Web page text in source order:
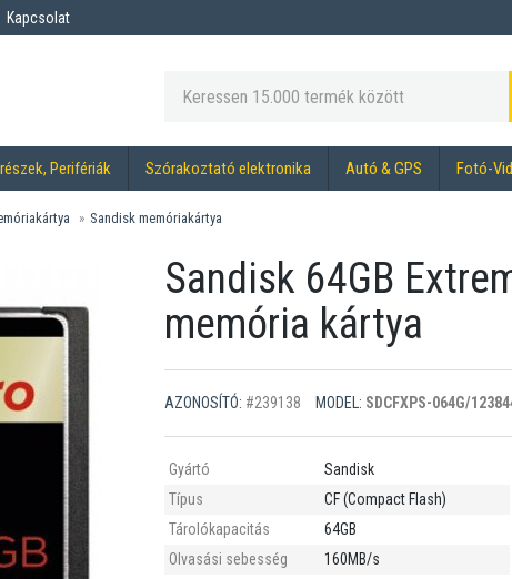
Kapcsolat
Perifériák Szórakoztató elektronika Autó & GPS Fotó-
Sandisk memóriakártya
Sandisk 64GB
memória kártya
AZONOSÍTÓ: #239138 MODEL: SDCFXPS-064G/
Gyártó
Sandisk
Típus
CF (Compact Flash)
Tárolókapacitás
64GB
Olvasási sebesség
160MB/s